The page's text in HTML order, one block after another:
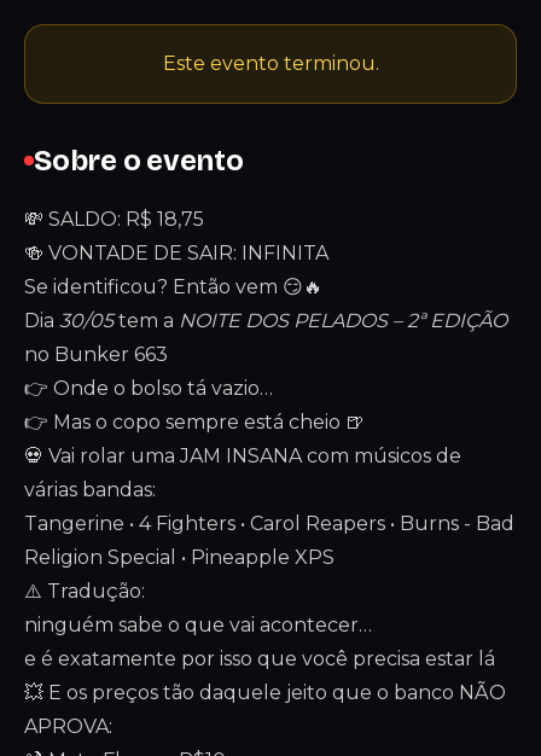
Sobre o evento
💸 SALDO: R$ 18,75
🍻 VONTADE DE SAIR: INFINITA
Se identificou? Então vem 😏🔥
Dia 30/05tem a NOITE DOS PELADOS – 2ª EDIÇÃO
no Bunker 663
👉 Onde o bolso tá vazio…
👉 Mas o copo sempre está cheio 🍺
💀 Vai rolar uma JAM INSANA com músicos de
várias bandas:
Tangerine • 4 Fighters • Carol Reapers • Burns - Bad
Religion Special • Pineapple XPS
⚠️ Tradução:
ninguém sabe o que vai acontecer…
e é exatamente por isso que você precisa estar lá
💥 E os preços tão daquele jeito que o banco NÃO
APROVA:
Este evento terminou.